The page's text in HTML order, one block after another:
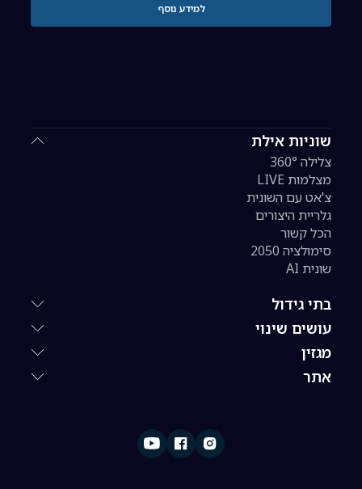
שוניות אילת
צלילה 360°
מצלמות LIVE
צ'אט עם השונית
גלריית היצורים
הכל קשור
סימולציה 2050
שונית AI
בתי גידול
עושים שינוי
מגזין
אתר
למידע נוסף